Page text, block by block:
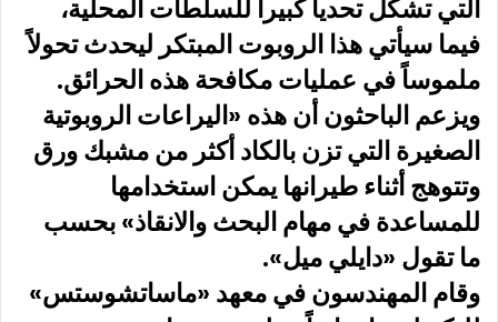
التي تشكل تحدياً كبيراً للسلطات المحلية،
فيما سيأتي هذا الروبوت المبتكر ليحدث تحولاً
ملموساً في عمليات مكافحة هذه الحرائق.
ويزعم الباحثون أن هذه «اليراعات الروبوتية
الصغيرة التي تزن بالكاد أكثر من مشبك ورق
وتتوهج أثناء طيرانها يمكن استخدامها
للمساعدة في مهام البحث والانقاذ» بحسب
ما تقول «دايلي ميل».
وقام المهندسون في معهد «ماساتشوستس»